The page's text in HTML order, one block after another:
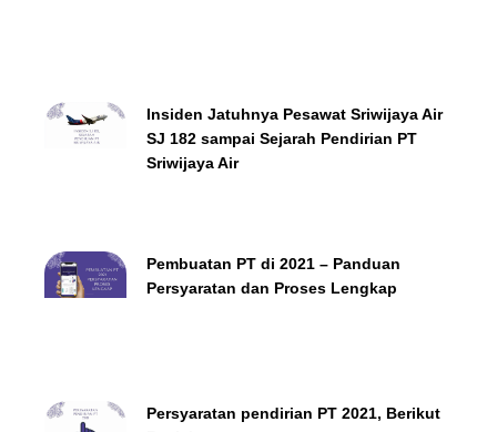
Insiden Jatuhnya Pesawat Sriwijaya Air
SJ 182 sampai Sejarah Pendirian PT
Sriwijaya Air
Pembuatan PT di 2021 – Panduan
Persyaratan dan Proses Lengkap
Persyaratan pendirian PT 2021, Berikut